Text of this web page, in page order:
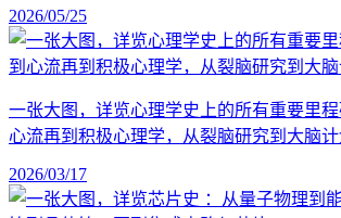
2026/05/25
一张大图，详览心理学史上的所有重要里
心流再到积极心理学，从裂脑研究到大脑计
2026/03/17